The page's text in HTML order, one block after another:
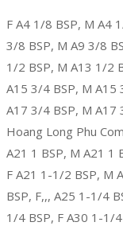
F A4 1/8 BSP, M A4
3/8 BSP, M A9 3/8
1/2 BSP, M A13 1/2
A15 3/4 BSP, M A15
A17 3/4 BSP, M A17
Hoang Long Phu
A21 1 BSP, M A21 1
F A21 1-1/2 BSP, M
BSP, F,,, A25 1-1/4
1/4 BSP, F A30 1-1/